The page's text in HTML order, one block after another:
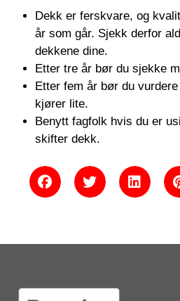
Dekk er ferskvare, og
år som går. Sjekk derfor
dekkene dine.
Etter tre år bør du sjekke
Etter fem år bør du
kjører lite.
Benytt fagfolk hvis du er
skifter dekk.